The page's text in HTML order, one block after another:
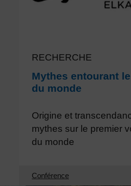
RECHERCHE
Mythes entourant
du monde
Origine et
mythes sur le premier
du monde
Conférence